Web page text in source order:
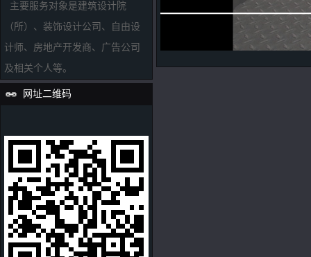
主要服务对象是建筑设计院
（所）、装饰设计公司、自由设
计师、房地产开发商、广告公司
及相关个人等。
网址二维码